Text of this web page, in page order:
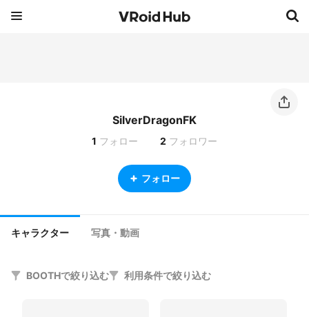
SilverDragonFK
1 フォロー 2 フォロワー
フォロー
キャラクター 写真・動画
BOOTHで絞り込む 利用条件で絞り込む